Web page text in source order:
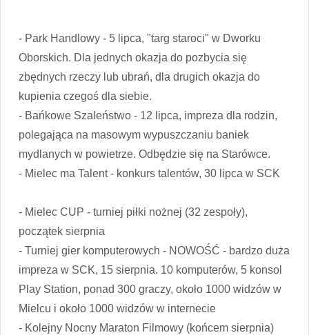
- Park Handlowy - 5 lipca, "targ staroci" w Dworku
Oborskich. Dla jednych okazja do pozbycia się
zbędnych rzeczy lub ubrań, dla drugich okazja do
kupienia czegoś dla siebie.
- Bańkowe Szaleństwo - 12 lipca, impreza dla rodzin,
polegająca na masowym wypuszczaniu baniek
mydlanych w powietrze. Odbędzie się na Starówce.
- Mielec ma Talent - konkurs talentów, 30 lipca w SCK
- Mielec CUP - turniej piłki nożnej (32 zespoły),
początek sierpnia
- Turniej gier komputerowych - NOWOŚĆ - bardzo duża
impreza w SCK, 15 sierpnia. 10 komputerów, 5 konsol
Play Station, ponad 300 graczy, około 1000 widzów w
Mielcu i około 1000 widzów w internecie
- Kolejny Nocny Maraton Filmowy (końcem sierpnia)